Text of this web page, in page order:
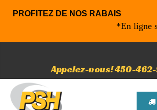
PROFITEZ DE NOS RABAIS
*En ligne
Appelez-nous! 450-